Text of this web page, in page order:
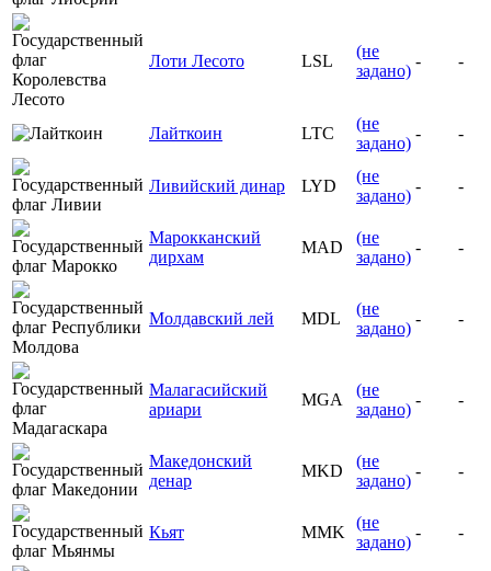
Лоти Лесото LSL
(не
задано)
- -
Лайткоин LTC
(не
задано)
- -
Ливийский динар LYD
(не
задано)
- -
Марокканский
дирхам
MAD
(не
задано)
- -
Молдавский лей MDL
(не
задано)
- -
Малагасийский
ариари
MGA
(не
задано)
- -
Македонский
денар
MKD
(не
задано)
- -
Кьят MMK
(не
задано)
- -